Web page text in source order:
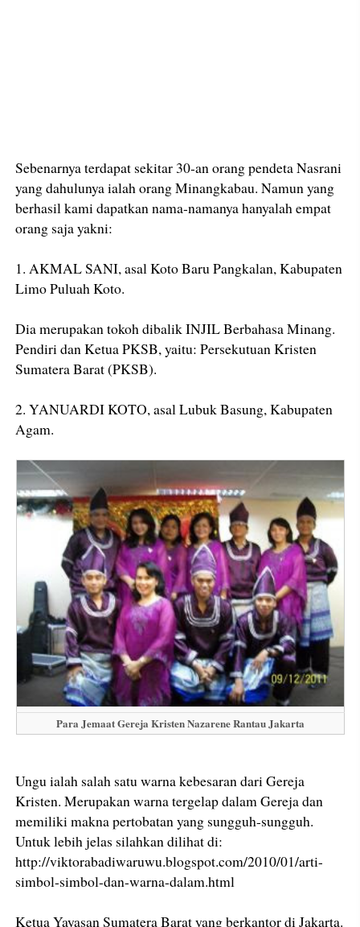
Sebenarnya terdapat sekitar 30-an orang pendeta Nasrani
yang dahulunya ialah orang Minangkabau. Namun yang
berhasil kami dapatkan nama-namanya hanyalah empat
orang saja yakni:
1. AKMAL SANI, asal Koto Baru Pangkalan, Kabupaten
Limo Puluah Koto.
Dia merupakan tokoh dibalik INJIL Berbahasa Minang.
Pendiri dan Ketua PKSB, yaitu: Persekutuan Kristen
Sumatera Barat (PKSB).
2. YANUARDI KOTO, asal Lubuk Basung, Kabupaten
Agam.
Para Jemaat Gereja Kristen Nazarene Rantau Jakarta
Ungu ialah salah satu warna kebesaran dari Gereja
Kristen. Merupakan warna tergelap dalam Gereja dan
memiliki makna pertobatan yang sungguh-sungguh.
Untuk lebih jelas silahkan dilihat di:
http://viktorabadiwaruwu.blogspot.com/2010/01/arti-
simbol-simbol-dan-warna-dalam.html
Ketua Yayasan Sumatera Barat yang berkantor di Jakarta.